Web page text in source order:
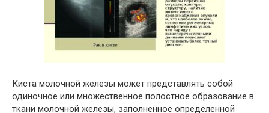
Киста молочной железы может представлять собой
одиночное или множественное полостное образование в
ткани молочной железы, заполненное определенной